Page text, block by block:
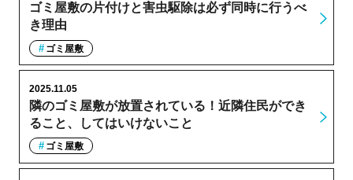
ゴミ屋敷の片付けと害虫駆除は必ず同時に行うべ
き理由
ゴミ屋敷
隣のゴミ屋敷が放置されている！近隣住民ができ
ること、してはいけないこと
2025.11.05
ゴミ屋敷